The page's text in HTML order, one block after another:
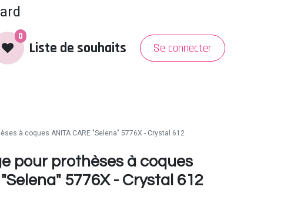
0
Liste de souhaits Se connecter
à coques ANITA CARE "Selena" 5776X - Crystal 612
pour prothèses à coques
5776X - Crystal 612